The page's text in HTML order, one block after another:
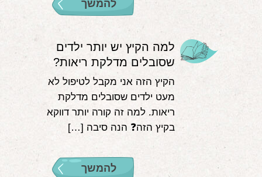
להמשך
למה הקיץ יש יותר ילדים
שסובלים מדלקת ריאות?
הקיץ הזה אני מקבל לטיפול לא
מעט ילדים שסובלים מדלקת
ריאות. למה זה קורה יותר דווקא
בקיץ הזה❓ הנה סיבה […]
להמשך